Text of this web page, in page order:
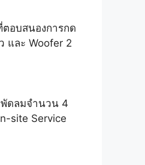
อบสนองการกด
และ Woofer 2
พัดลมจำนวน 4
site Service